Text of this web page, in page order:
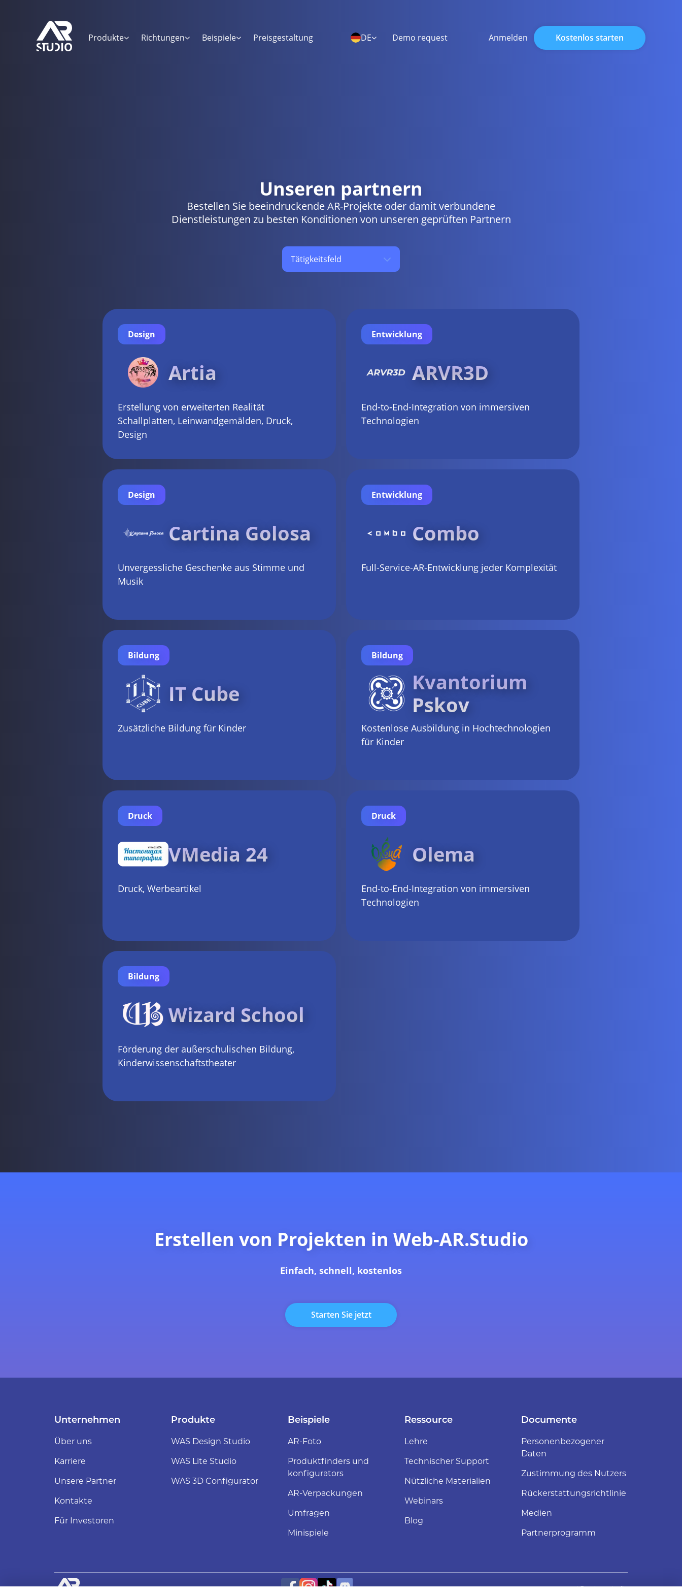
Produkte Richtungen Beispiele Preisgestaltung DE Demo request Anmelden Kostenlos starten
Unseren partnern
Bestellen Sie beeindruckende AR-Projekte oder damit verbundene
Dienstleistungen zu besten Konditionen von unseren geprüften Partnern
Tätigkeitsfeld
Design
Artia
Erstellung von erweiterten Realität
Schallplatten, Leinwandgemälden, Druck,
Design
Entwicklung
ARVR3D
End-to-End-Integration von immersiven
Technologien
Design
Cartina Golosa
Unvergessliche Geschenke aus Stimme und
Musik
Entwicklung
Combo
Full-Service-AR-Entwicklung jeder Komplexität
Bildung
IT Cube
Zusätzliche Bildung für Kinder
Bildung
Kvantorium
Pskov
Kostenlose Ausbildung in Hochtechnologien
für Kinder
Druck
VMedia 24
Druck, Werbeartikel
Druck
Olema
End-to-End-Integration von immersiven
Technologien
Bildung
Wizard School
Förderung der außerschulischen Bildung,
Kinderwissenschaftstheater
Erstellen von Projekten in Web-AR.Studio
Einfach, schnell, kostenlos
Starten Sie jetzt
Unternehmen
Über uns
Karriere
Unsere Partner
Kontakte
Für Investoren
Produkte
WAS Design Studio
WAS Lite Studio
WAS 3D Configurator
Beispiele
AR-Foto
Produktfinders und
konfigurators
AR-Verpackungen
Umfragen
Minispiele
Ressource
Lehre
Technischer Support
Nützliche Materialien
Webinars
Blog
Documente
Personenbezogener
Daten
Zustimmung des Nutzers
Rückerstattungsrichtlinie
Medien
Partnerprogramm
support@web-ar.studio